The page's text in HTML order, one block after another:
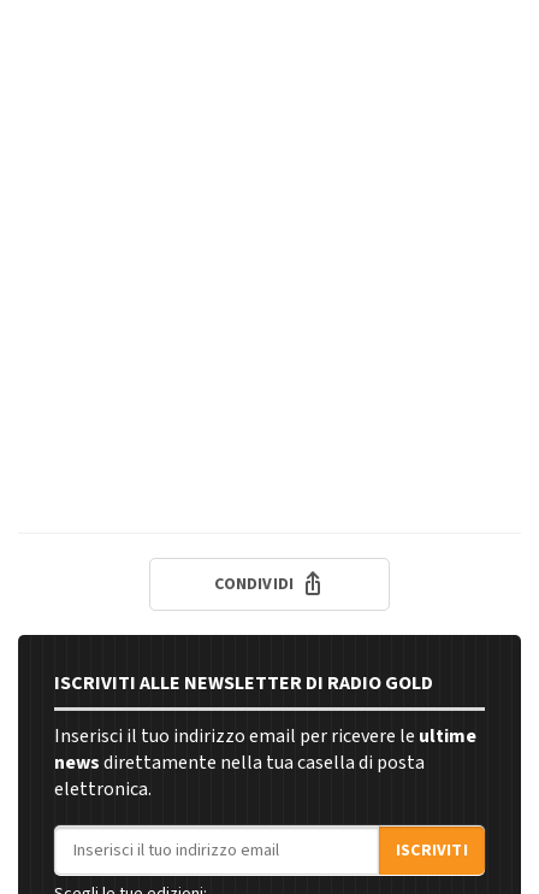
CONDIVIDI
ISCRIVITI ALLE NEWSLETTER DI RADIO GOLD
Inserisci il tuo indirizzo email per ricevere le ultime
newsdirettamente nella tua casella di posta
elettronica.
Indirizzo email
ISCRIVITI